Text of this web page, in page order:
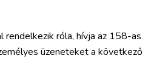
rendelkezik róla, hívja az 158-as
üzeneteket a következő